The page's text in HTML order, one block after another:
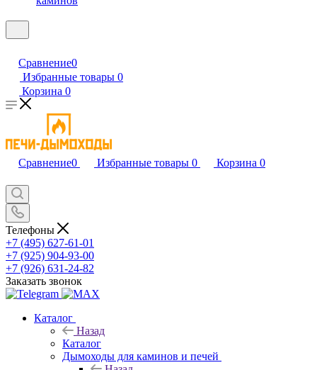
Сравнение0
Избранные товары 0
Корзина 0
Сравнение0 Избранные товары 0 Корзина 0
Телефоны
+7 (495) 627-61-01
+7 (925) 904-93-00
+7 (926) 631-24-82
Заказать звонок
Каталог
Назад
Каталог
Дымоходы для каминов и печей